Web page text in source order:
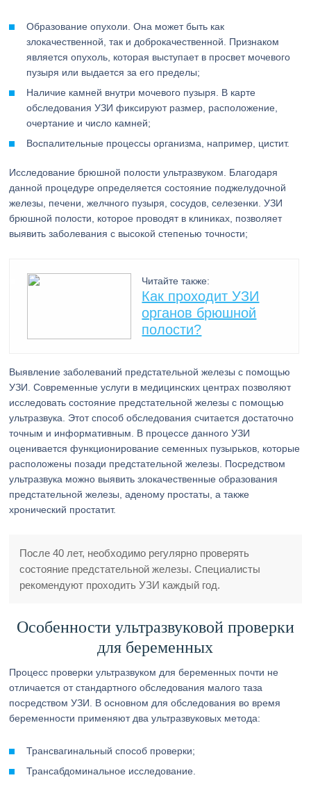
Образование опухоли. Она может быть как
злокачественной, так и доброкачественной. Признаком
является опухоль, которая выступает в просвет мочевого
пузыря или выдается за его пределы;
Наличие камней внутри мочевого пузыря. В карте
обследования УЗИ фиксируют размер, расположение,
очертание и число камней;
Воспалительные процессы организма, например, цистит.
Исследование брюшной полости ультразвуком. Благодаря
данной процедуре определяется состояние поджелудочной
железы, печени, желчного пузыря, сосудов, селезенки. УЗИ
брюшной полости, которое проводят в клиниках, позволяет
выявить заболевания с высокой степенью точности;
Читайте также:
Как проходит УЗИ
органов брюшной
полости?
Выявление заболеваний предстательной железы с помощью
УЗИ. Современные услуги в медицинских центрах позволяют
исследовать состояние предстательной железы с помощью
ультразвука. Этот способ обследования считается достаточно
точным и информативным. В процессе данного УЗИ
оценивается функционирование семенных пузырьков, которые
расположены позади предстательной железы. Посредством
ультразвука можно выявить злокачественные образования
предстательной железы, аденому простаты, а также
хронический простатит.
После 40 лет, необходимо регулярно проверять
состояние предстательной железы. Специалисты
рекомендуют проходить УЗИ каждый год.
Особенности ультразвуковой проверки
для беременных
Процесс проверки ультразвуком для беременных почти не
отличается от стандартного обследования малого таза
посредством УЗИ. В основном для обследования во время
беременности применяют два ультразвуковых метода:
Трансвагинальный способ проверки;
Трансабдоминальное исследование.